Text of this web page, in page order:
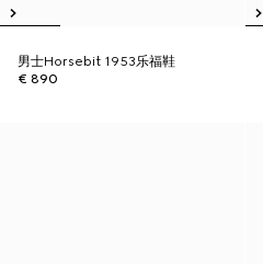
男士Horsebit 1953乐福鞋
€ 890